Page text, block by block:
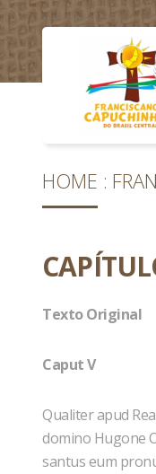
HOME
Texto Original
Caput V
Qualiter apud
domino Hugone
santus eum